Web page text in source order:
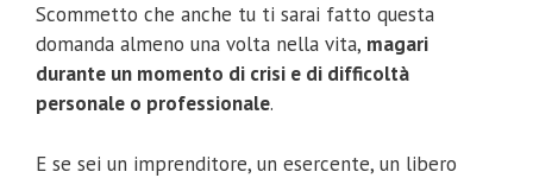
Scommetto che anche tu ti sarai fatto questa
domanda almeno una volta nella vita, magari
durante un momento di crisi e di difficoltà
personale o professionale.
E se sei un imprenditore, un esercente, un libero